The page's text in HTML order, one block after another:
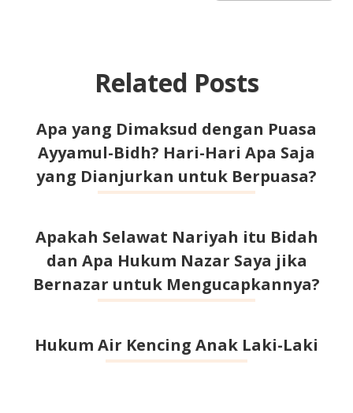
Related Posts
Apa yang Dimaksud dengan Puasa
Ayyamul-Bidh? Hari-Hari Apa Saja
yang Dianjurkan untuk Berpuasa?
Apakah Selawat Nariyah itu Bidah
dan Apa Hukum Nazar Saya jika
Bernazar untuk Mengucapkannya?
Hukum Air Kencing Anak Laki-Laki